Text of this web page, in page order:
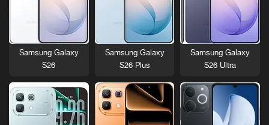
Samsung Galaxy
S26 Ultra
Samsung Galaxy
S26 Plus
Samsung Galaxy
S26